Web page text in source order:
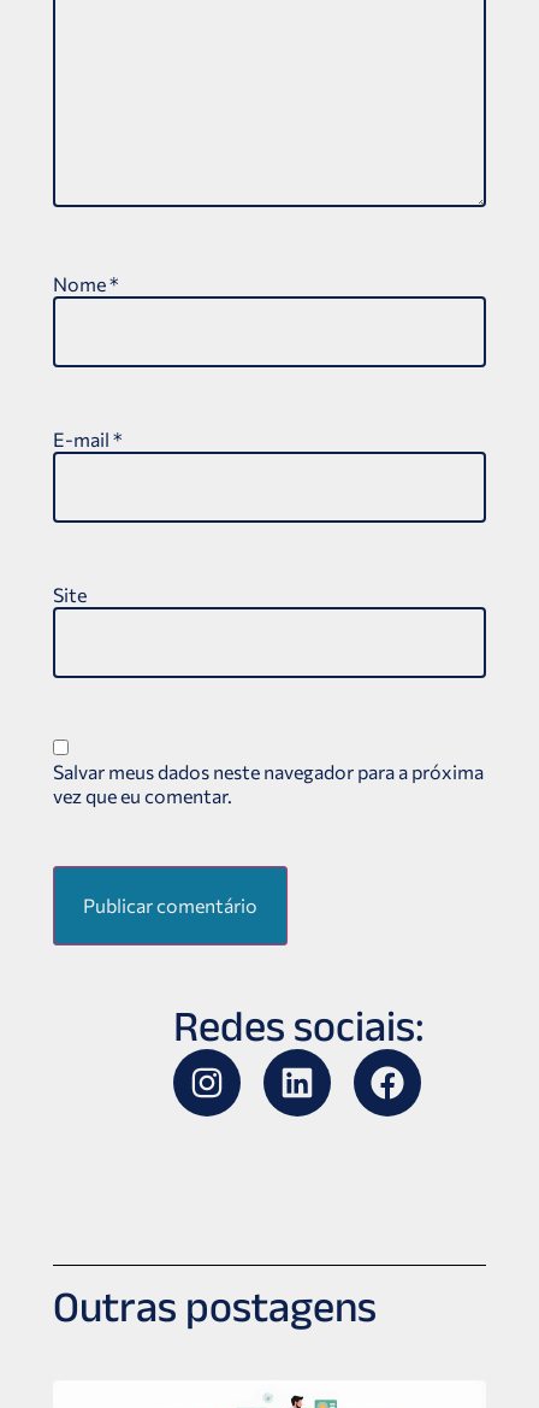
Nome*
E-mail *
Site
Salvar meus dados neste navegador para a próxima
vez que eu comentar.
Redes sociais:
Outras postagens